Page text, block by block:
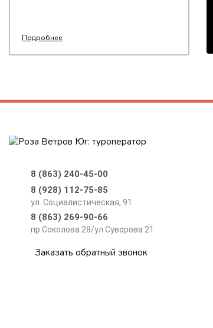
Подробнее
8 (863) 240-45-00
8 (928) 112-75-85
ул. Социалистическая, 91
8 (863) 269-90-66
пр.Соколова 28/ул.Суворова 21
Заказать обратный звонок